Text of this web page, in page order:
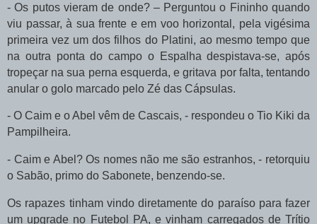
- Os putos vieram de onde? – Perguntou o Fininho quando
viu passar, à sua frente e em voo horizontal, pela vigésima
primeira vez um dos filhos do Platini, ao mesmo tempo que
na outra ponta do campo o Espalha despistava-se, após
tropeçar na sua perna esquerda, e gritava por falta, tentando
anular o golo marcado pelo Zé das Cápsulas.
- O Caim e o Abel vêm de Cascais, - respondeu o Tio Kiki da
Pampilheira.
- Caim e Abel? Os nomes não me são estranhos, - retorquiu
o Sabão, primo do Sabonete, benzendo-se.
Os rapazes tinham vindo diretamente do paraíso para fazer
um upgrade no Futebol PA, e vinham carregados de Trítio